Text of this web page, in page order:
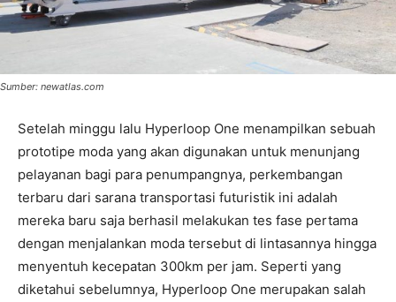
Sumber: newatlas.com
Setelah minggu lalu Hyperloop One menampilkan sebuah
prototipe moda yang akan digunakan untuk menunjang
pelayanan bagi para penumpangnya, perkembangan
terbaru dari sarana transportasi futuristik ini adalah
mereka baru saja berhasil melakukan tes fase pertama
dengan menjalankan moda tersebut di lintasannya hingga
menyentuh kecepatan 300km per jam. Seperti yang
diketahui sebelumnya, Hyperloop One merupakan salah